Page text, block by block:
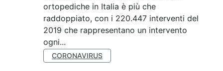
ortopediche in Italia è più che
raddoppiato, con i 220.447 interventi del
2019 che rappresentano un intervento
ogni...
CORONAVIRUS